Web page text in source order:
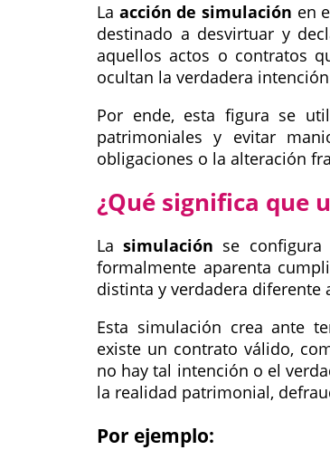
La acción de simulación en
destinado a desvirtuar y
aquellos actos o contratos
ocultan la verdadera
Por ende, esta figura se
patrimoniales y evitar
obligaciones o la alteración
¿Qué significa que
Lasimulación se
formalmente aparenta
distinta y verdadera diferente
Esta simulación crea ante
existe un contrato válido,
no hay tal intención o el
la realidad patrimonial,
Por ejemplo: